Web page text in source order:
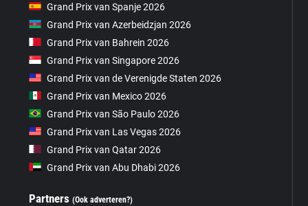
Grand Prix van Spanje 2026
Grand Prix van Azerbeidzjan 2026
Grand Prix van Bahrein 2026
Grand Prix van Singapore 2026
Grand Prix van de Verenigde Staten 2026
Grand Prix van Mexico 2026
Grand Prix van São Paulo 2026
Grand Prix van Las Vegas 2026
Grand Prix van Qatar 2026
Grand Prix van Abu Dhabi 2026
Partners(Ook adverteren?)